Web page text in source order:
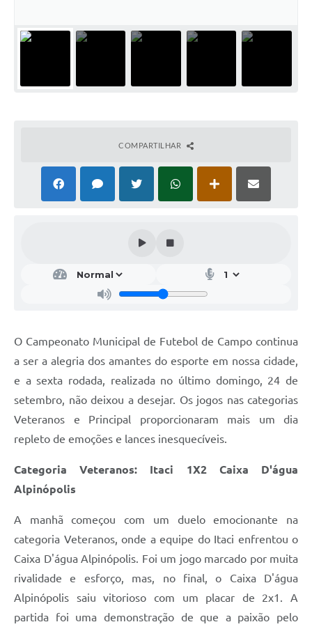
COMPARTILHAR
O Campeonato Municipal de Futebol de Campo continua
a ser a alegria dos amantes do esporte em nossa cidade,
e a sexta rodada, realizada no último domingo, 24 de
setembro, não deixou a desejar. Os jogos nas categorias
Veteranos e Principal proporcionaram mais um dia
repleto de emoções e lances inesquecíveis.
Categoria Veteranos: Itaci 1X2 Caixa D'água
Alpinópolis
A manhã começou com um duelo emocionante na
categoria Veteranos, onde a equipe do Itaci enfrentou o
Caixa D'água Alpinópolis. Foi um jogo marcado por muita
rivalidade e esforço, mas, no final, o Caixa D'água
Alpinópolis saiu vitorioso com um placar de 2x1. A
partida foi uma demonstração de que a paixão pelo